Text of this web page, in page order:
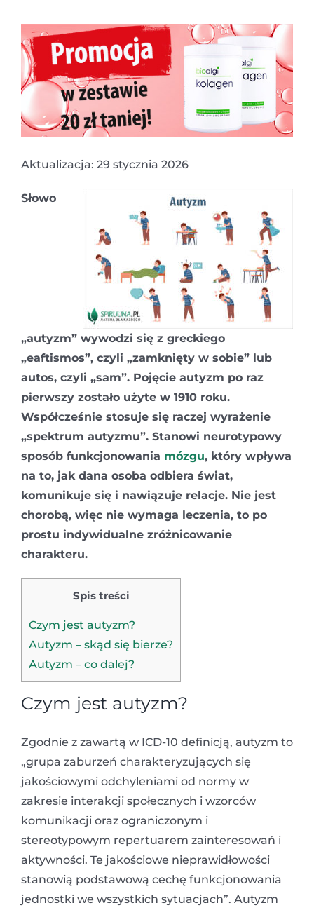
Aktualizacja: 29 stycznia 2026
Słowo
„autyzm” wywodzi się z greckiego
„eaftismos”, czyli „zamknięty w sobie” lub
autos, czyli „sam”. Pojęcie autyzm po raz
pierwszy zostało użyte w 1910 roku.
Współcześnie stosuje się raczej wyrażenie
„spektrum autyzmu”. Stanowi neurotypowy
sposób funkcjonowania mózgu, który wpływa
na to, jak dana osoba odbiera świat,
komunikuje się i nawiązuje relacje. Nie jest
chorobą, więc nie wymaga leczenia, to po
prostu indywidualne zróżnicowanie
charakteru.
Spis treści
Czym jest autyzm?
Autyzm – skąd się bierze?
Autyzm – co dalej?
Czym jest autyzm?
Zgodnie z zawartą w ICD-10 definicją, autyzm to
„grupa zaburzeń charakteryzujących się
jakościowymi odchyleniami od normy w
zakresie interakcji społecznych i wzorców
komunikacji oraz ograniczonym i
stereotypowym repertuarem zainteresowań i
aktywności. Te jakościowe nieprawidłowości
stanowią podstawową cechę funkcjonowania
jednostki we wszystkich sytuacjach”. Autyzm